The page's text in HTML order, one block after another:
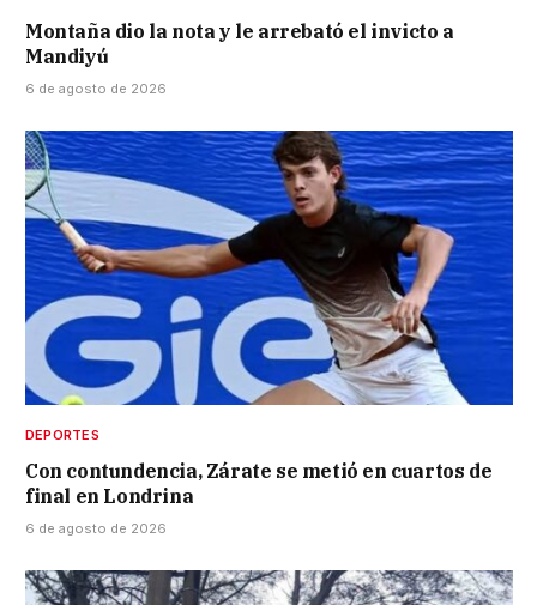
Montaña dio la nota y le arrebató el invicto a
Mandiyú
6 de agosto de 2026
DEPORTES
Con contundencia, Zárate se metió en cuartos de
final en Londrina
6 de agosto de 2026